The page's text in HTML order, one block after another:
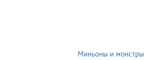
Миньоны и монстры